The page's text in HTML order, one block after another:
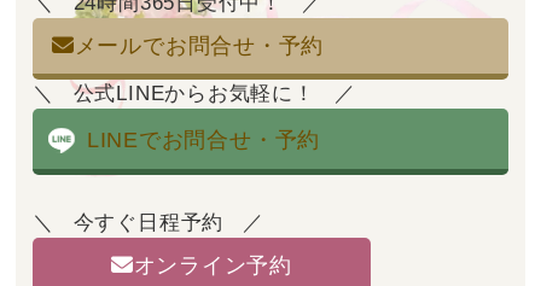
メールでお問合せ・予約
公式LINEからお気軽に！
LINEでお問合せ・予約
今すぐ日程予約
オンライン予約